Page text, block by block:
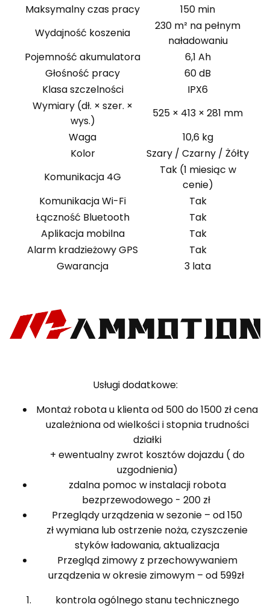
Maksymalny czas pracy
150 min
Wydajność koszenia
230 m² na pełnym
naładowaniu
Pojemność akumulatora
6,1 Ah
Głośność pracy
60 dB
Klasa szczelności
IPX6
Wymiary (dł. × szer. ×
wys.)
525 × 413 × 281 mm
Waga
10,6 kg
Kolor
Szary / Czarny / Żółty
Komunikacja 4G
Tak (1 miesiąc w
cenie)
Komunikacja Wi-Fi
Tak
Łączność Bluetooth
Tak
Aplikacja mobilna
Tak
Alarm kradzieżowy GPS
Tak
Gwarancja
3 lata
Usługi dodatkowe:
Montaż robota u klienta od 500 do 1500 zł cena
uzależniona od wielkości i stopnia trudności
działki
+ ewentualny zwrot kosztów dojazdu ( do
uzgodnienia)
zdalna pomoc w instalacji robota
bezprzewodowego - 200 zł
Przeglądy urządzenia w sezonie – od 150
zł wymiana lub ostrzenie noża, czyszczenie
styków ładowania, aktualizacja
Przegląd zimowy z przechowywaniem
urządzenia w okresie zimowym – od 599zł
kontrola ogólnego stanu technicznego